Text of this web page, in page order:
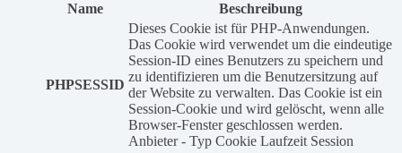
Name
Beschreibung
PHPSESSID
Dieses Cookie ist für PHP-Anwendungen.
Das Cookie wird verwendet um die eindeutige
Session-ID eines Benutzers zu speichern und
zu identifizieren um die Benutzersitzung auf
der Website zu verwalten. Das Cookie ist ein
Session-Cookie und wird gelöscht, wenn alle
Browser-Fenster geschlossen werden.
Anbieter - Typ Cookie Laufzeit Session